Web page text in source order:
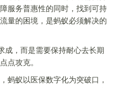
服务普惠性的同时，找到可持
量的困境，是蚂蚁必须解决的
，而是需要保持耐心去长期
点攻克。
蚁以医保数字化为突破口，